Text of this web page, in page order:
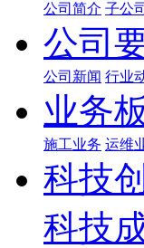
公司简介 子公
公司
公司新闻 行业
业务
施工业务 运维
科技
科技